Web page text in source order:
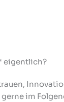
eigentlich?
im